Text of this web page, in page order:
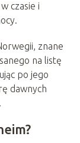
czasie i
znane
na listę
po jego
dawnych